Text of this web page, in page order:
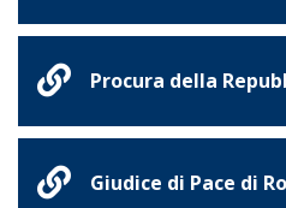
Procura della
Giudice di Pace di